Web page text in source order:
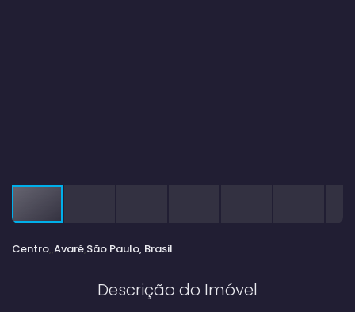
Centro Avaré São Paulo, Brasil
Descrição do Imóvel